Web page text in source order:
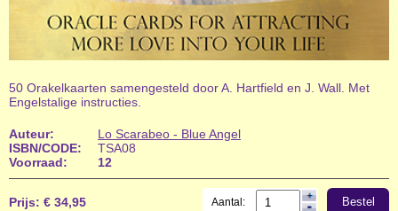
50 Orakelkaarten samengesteld door A. Hartfield en J. Wall. Met
Engelstalige instructies.
Auteur:
Lo Scarabeo - Blue Angel
ISBN/CODE:
TSA08
Voorraad:
12
Prijs: € 34,95 Aantal: Bestel